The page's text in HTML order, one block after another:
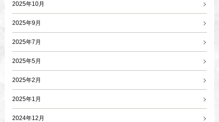
2025年10月
2025年9月
2025年7月
2025年5月
2025年2月
2025年1月
2024年12月